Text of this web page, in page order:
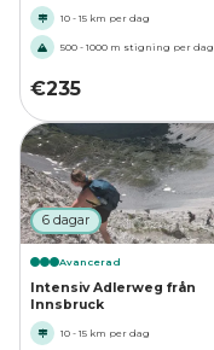
10 - 15 km per dag
500 - 1000 m stigning per dag
€235
6 dagar
Avancerad
Intensiv Adlerweg från
Innsbruck
10 - 15 km per dag